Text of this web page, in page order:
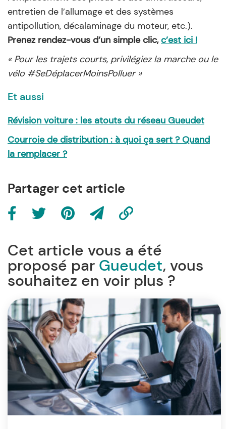
entretien de l’allumage et des systèmes
antipollution, décalaminage du moteur, etc.).
Prenez rendez-vous d’un simple clic,c’est ici !
« Pour les trajets courts, privilégiez la marche ou le
vélo #SeDéplacerMoinsPolluer »
Et aussi
Révision voiture : les atouts du réseau Gueudet
Courroie de distribution : à quoi ça sert ? Quand
la remplacer ?
Partager cet article
Cet article vous a été
proposé par Gueudet, vous
souhaitez en voir plus ?